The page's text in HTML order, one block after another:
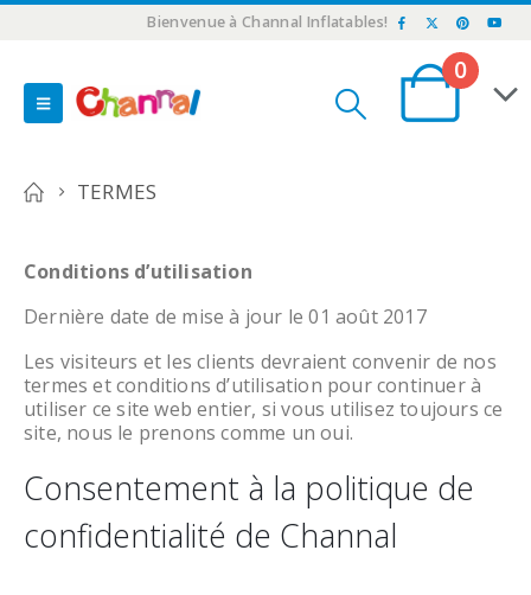
Bienvenue à Channal Inflatables!
0
TERMES
Conditions d’utilisation
Dernière date de mise à jour le 01 août 2017
Les visiteurs et les clients devraient convenir de nos
termes et conditions d’utilisation pour continuer à
utiliser ce site web entier, si vous utilisez toujours ce
site, nous le prenons comme un oui.
Consentement à la politique de
confidentialité de Channal